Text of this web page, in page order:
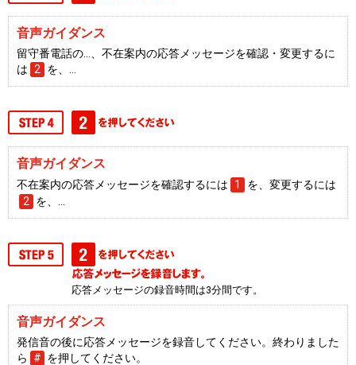
音声ガイダンス
留守番電話の…、不在案内の応答メッセージを確認・変更するに
は
2 を、…
音声ガイダンス
不在案内の応答メッセージを確認するには 1
を、変更するには
2
を、…
応答メッセージの録音時間は3分間です。
音声ガイダンス
発信音の後に応答メッセージを録音してください。終わりました
ら
# を押してください。